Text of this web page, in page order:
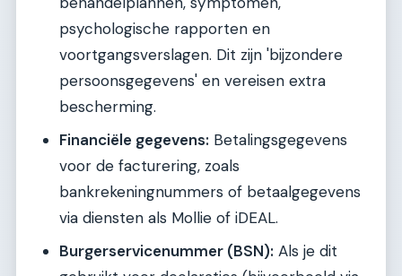
psychologische rapporten en
voortgangsverslagen. Dit zijn 'bijzondere
persoonsgegevens' en vereisen extra
bescherming.
Financiële gegevens: Betalingsgegevens
voor de facturering, zoals
bankrekeningnummers of betaalgegevens
via diensten als Mollie of iDEAL.
Burgerservicenummer (BSN): Als je dit